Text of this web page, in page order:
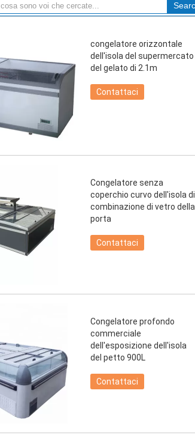
congelatore orizzontale
dell'isola del supermercato
del gelato di 2.1m
Contattaci
Congelatore senza
coperchio curvo dell'isola di
combinazione di vetro della
porta
Contattaci
Congelatore profondo
commerciale
dell'esposizione dell'isola
del petto 900L
Contattaci